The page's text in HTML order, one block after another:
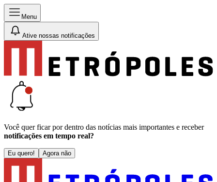
Menu
Ative nossas notificações
Você quer ficar por dentro das notícias mais importantes e receber
notificações em tempo real?
Eu quero! Agora não